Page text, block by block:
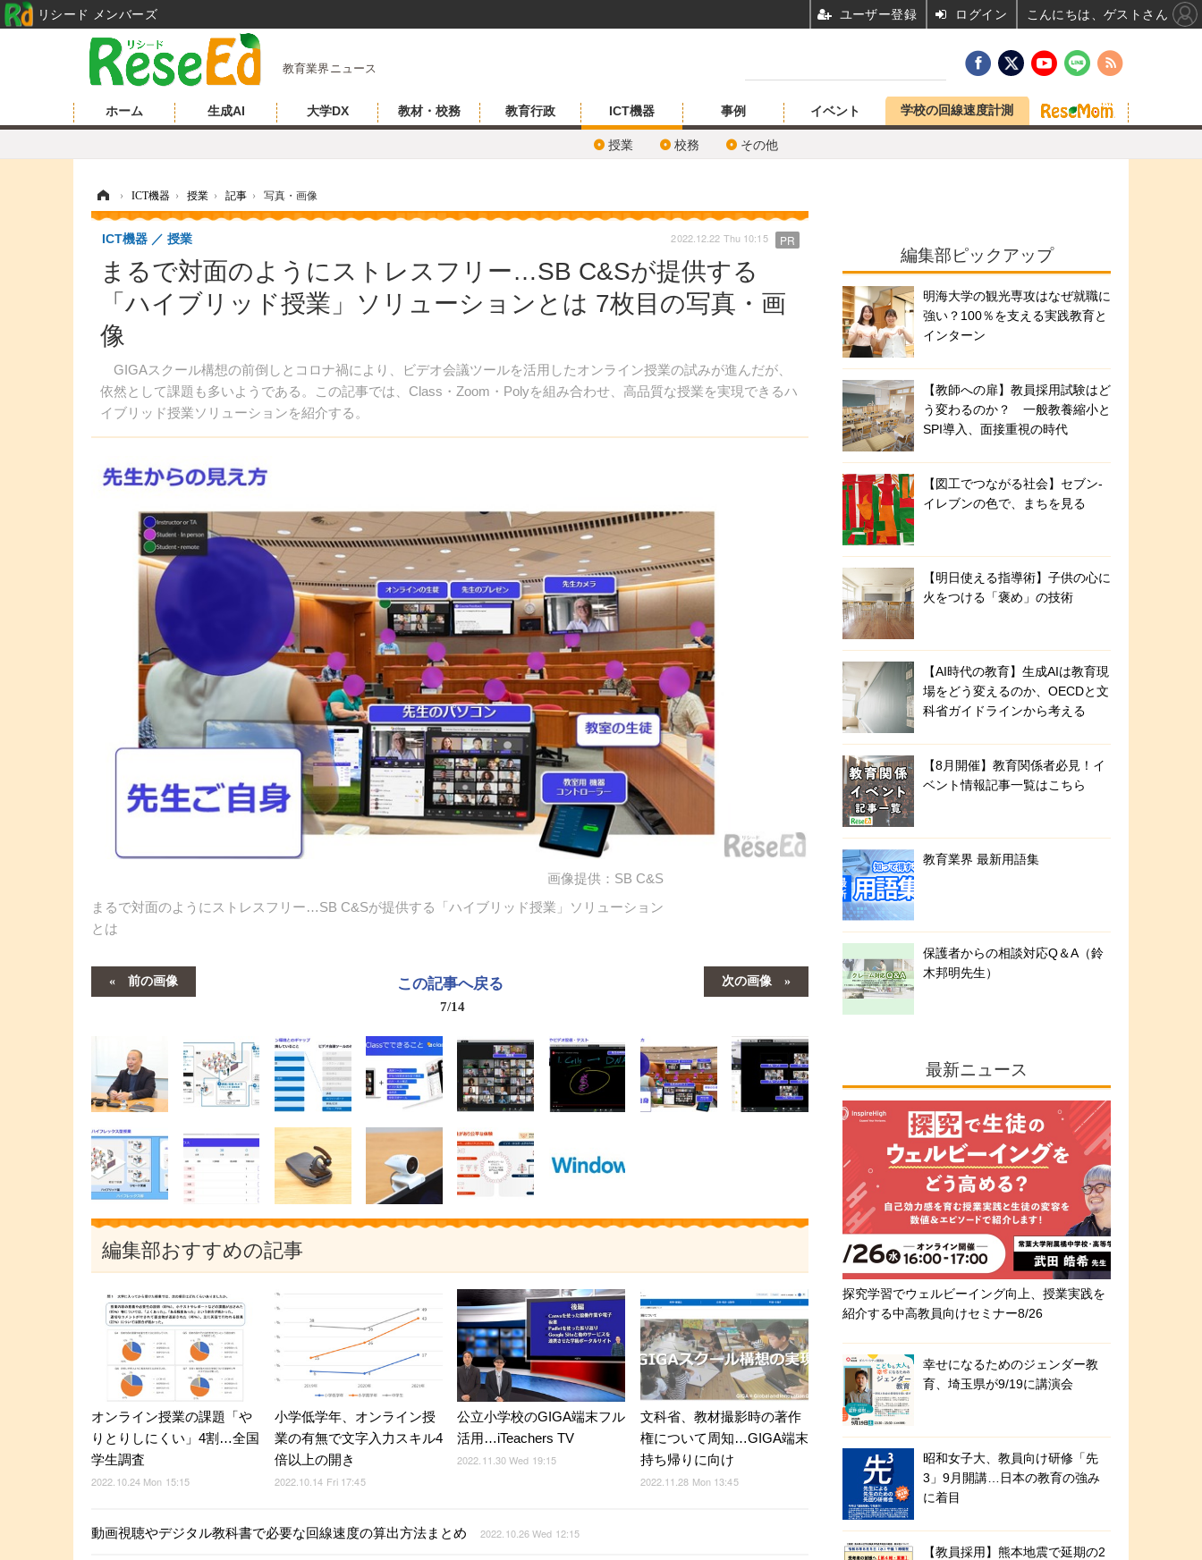
教育業界ニュース
ホーム 生成AI 大学DX 教材・校務 教育行政 ICT機器
授業 校務 その他
事例 イベント 学校の回線速度計測
› ICT機器 › 授業 › 記事 › 写真・画像
まるで対面のようにストレスフリー…SB C&Sが提供する
「ハイブリッド授業」ソリューションとは 7枚目の写真・画
像
GIGAスクール構想の前倒しとコロナ禍により、ビデオ会議ツールを活用したオンライン授業の試みが進んだが、
依然として課題も多いようである。この記事では、Class・Zoom・Polyを組み合わせ、高品質な授業を実現できるハ
イブリッド授業ソリューションを紹介する。
ICT機器 授業 2022.12.22 Thu 10:15 PR
画像提供：SB C&S
まるで対面のようにストレスフリー…SB C&Sが提供する「ハイブリッド授業」ソリューション
とは
前の画像 次の画像
この記事へ戻る
7/14
編集部おすすめの記事
オンライン授業の課題「や
りとりしにくい」4割…全国
学生調査
2022.10.24 Mon 15:15
小学低学年、オンライン授
業の有無で文字入力スキル4
倍以上の開き
2022.10.14 Fri 17:45
公立小学校のGIGA端末フル
活用…iTeachers TV
2022.11.30 Wed 19:15
文科省、教材撮影時の著作
権について周知…GIGA端末
持ち帰りに向け
2022.11.28 Mon 13:45
動画視聴やデジタル教科書で必要な回線速度の算出方法まとめ 2022.10.26 Wed 12:15
編集部ピックアップ
明海大学の観光専攻はなぜ就職に
強い？100％を支える実践教育と
インターン
【教師への扉】教員採用試験はど
う変わるのか？ 一般教養縮小と
SPI導入、面接重視の時代
【図工でつながる社会】セブン‐
イレブンの色で、まちを見る
【明日使える指導術】子供の心に
火をつける「褒め」の技術
【AI時代の教育】生成AIは教育現
場をどう変えるのか、OECDと文
科省ガイドラインから考える
【8月開催】教育関係者必見！イ
ベント情報記事一覧はこちら
教育業界 最新用語集
保護者からの相談対応Q＆A（鈴
木邦明先生）
最新ニュース
探究学習でウェルビーイング向上、授業実践を
紹介する中高教員向けセミナー8/26
幸せになるためのジェンダー教
育、埼玉県が9/19に講演会
昭和女子大、教員向け研修「先
3」9月開講…日本の教育の強み
に着目
【教員採用】熊本地震で延期の2
リシード メンバーズ ユーザー登録 ログイン こんにちは、ゲストさん